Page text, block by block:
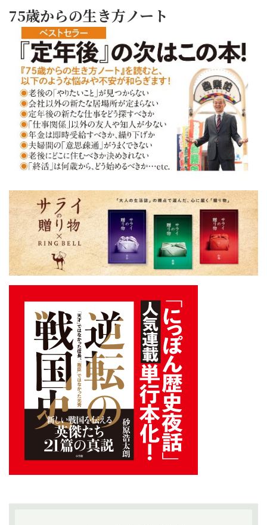
75歳からの生き方ノート